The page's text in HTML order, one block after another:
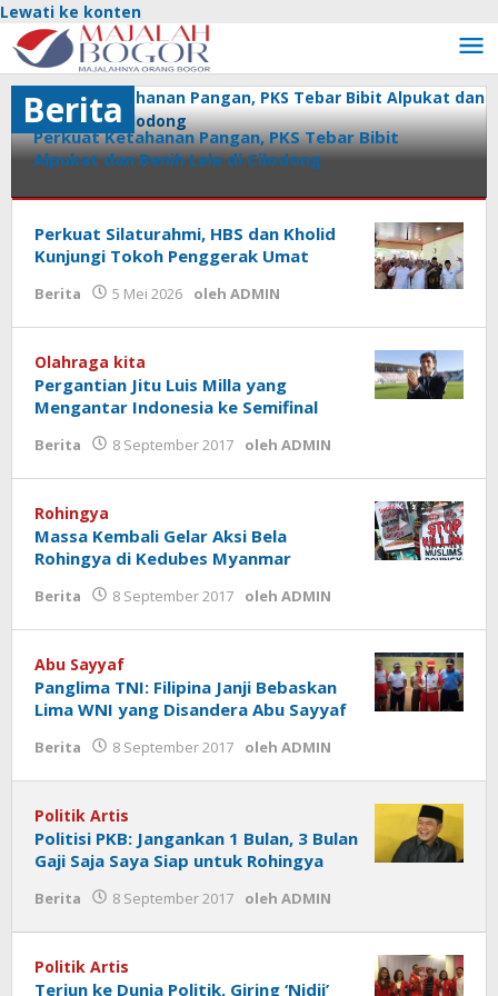
Lewati ke konten
Perkuat Ketahanan Pangan, PKS Tebar Bibit
Alpukat dan Benih Lele di Cilodong
2026 oleh
Berita
Perkuat Silaturahmi, HBS dan Kholid
Kunjungi Tokoh Penggerak Umat
Berita 5 Mei 2026 oleh ADMIN
Olahraga kita
Pergantian Jitu Luis Milla yang
Mengantar Indonesia ke Semifinal
Berita 8 September 2017 oleh ADMIN
Rohingya
Massa Kembali Gelar Aksi Bela
Rohingya di Kedubes Myanmar
Berita 8 September 2017 oleh ADMIN
Abu Sayyaf
Panglima TNI: Filipina Janji Bebaskan
Lima WNI yang Disandera Abu Sayyaf
Berita 8 September 2017 oleh ADMIN
Politik Artis
Politisi PKB: Jangankan 1 Bulan, 3 Bulan
Gaji Saja Saya Siap untuk Rohingya
Berita 8 September 2017 oleh ADMIN
Politik Artis
Terjun ke Dunia Politik, Giring ‘Nidji’